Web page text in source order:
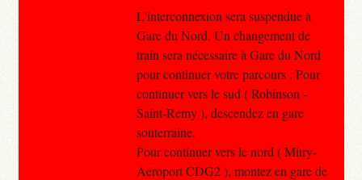
L'interconnexion sera suspendue à
Gare du Nord. Un changement de
train sera nécessaire à Gare du Nord
pour continuer votre parcours : Pour
continuer vers le sud ( Robinson -
Saint-Remy ), descendez en gare
souterraine.
Pour continuer vers le nord ( Mitry-
Aéroport CDG2 ), montez en gare de